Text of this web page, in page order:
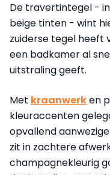
De travertintegel -
beige tinten - wint
zuiderse tegel heeft
een badkamer al
uitstraling geeft.
Met kraanwerken
kleuraccenten
opvallend
zit in zachtere
champagnekleurig